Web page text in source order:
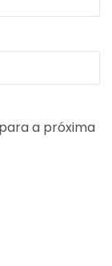
a próxima